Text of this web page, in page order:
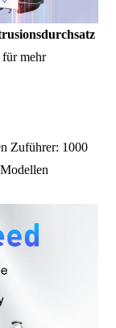
mehr
Zuführer: 1000